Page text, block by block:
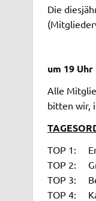
Die
um 19 Uhr
Alle
bitten wir,
TOP 1:
TOP 2:
TOP 3:
TOP 4: